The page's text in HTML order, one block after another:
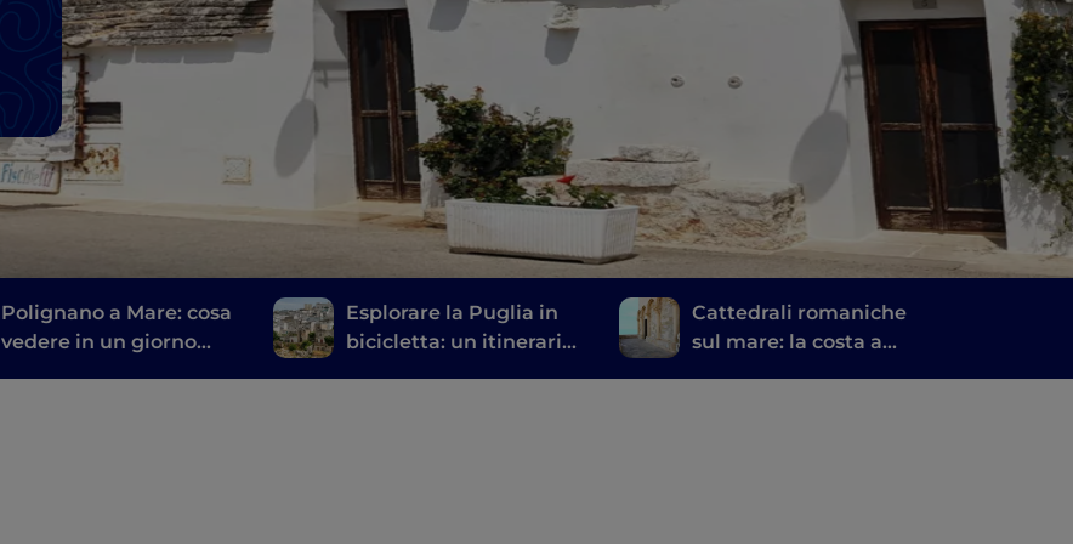
Polignano a Mare: cosa
vedere in un giorno
Esplorare la Puglia in
bicicletta: un itinerario
Cattedrali romaniche
sul mare: la costa a